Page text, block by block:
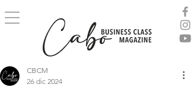
CBCM
26 dic 2024